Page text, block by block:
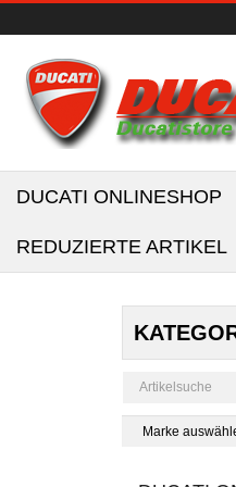
DUCATI ONLINESHOP
REDUZIERTE ARTIKEL